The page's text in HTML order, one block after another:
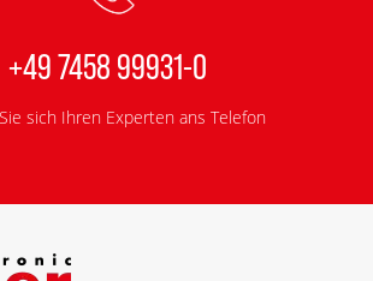
+49 7458 99931-0
sich Ihren Experten ans Telefon